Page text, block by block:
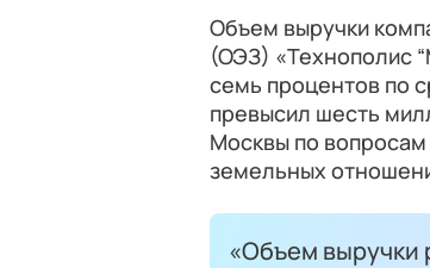
Объем выручки
(ОЭЗ) «Технополис
семь процентов по
превысил шесть
Москвы по
земельных
«Объем выручки